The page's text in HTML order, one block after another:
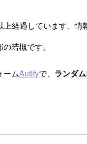
経過しています。情
若槻です。
ームAutifyで、 ランダ